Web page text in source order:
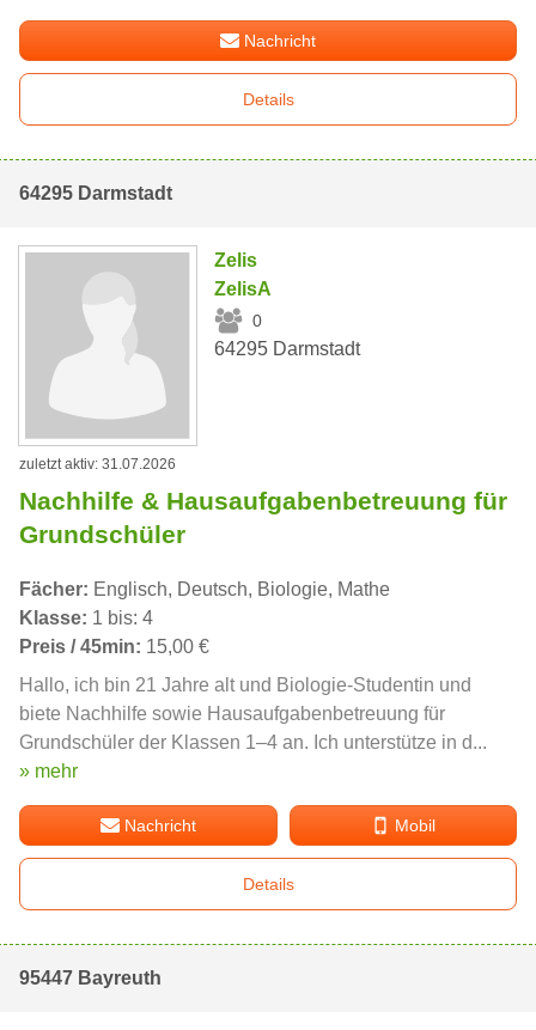
Nachricht
Details
64295 Darmstadt
Zelis
ZelisA
0
64295 Darmstadt
zuletzt aktiv: 31.07.2026
Nachhilfe & Hausaufgabenbetreuung für
Grundschüler
Fächer: Englisch, Deutsch, Biologie, Mathe
Klasse: 1 bis: 4
Preis / 45min: 15,00 €
Hallo, ich bin 21 Jahre alt und Biologie-Studentin und
biete Nachhilfe sowie Hausaufgabenbetreuung für
Grundschüler der Klassen 1–4 an. Ich unterstütze in d...
» mehr
Nachricht Mobil
Details
95447 Bayreuth